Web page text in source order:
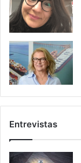
Entrevistas